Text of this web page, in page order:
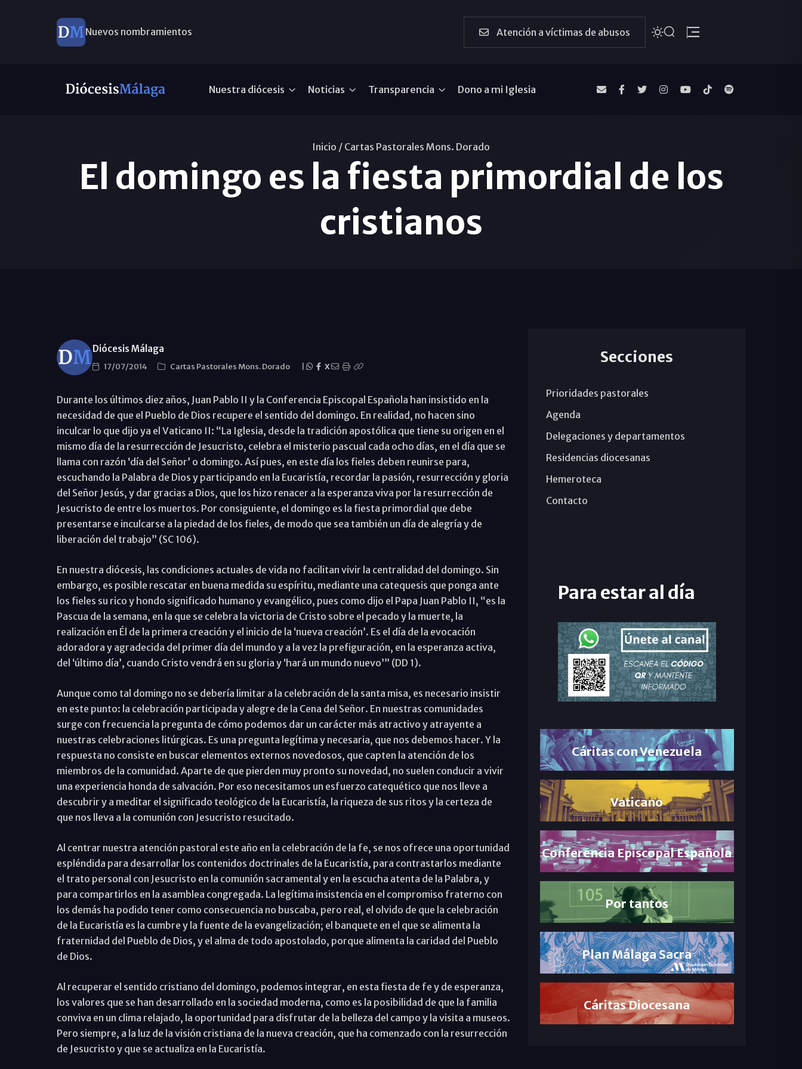
Nuevos nombramientos Atención a víctimas de abusos
Nuestra diócesis Noticias Transparencia Dono a mi Iglesia
Inicio / Cartas Pastorales Mons. Dorado
El domingo es la fiesta primordial de los
cristianos
Diócesis Málaga
17/07/2014 Cartas Pastorales Mons. Dorado X
Durante los últimos diez años, Juan Pablo II y la Conferencia Episcopal Española han insistido en la
necesidad de que el Pueblo de Dios recupere el sentido del domingo. En realidad, no hacen sino
inculcar lo que dijo ya el Vaticano II: “La Iglesia, desde la tradición apostólica que tiene su origen en el
mismo día de la resurrección de Jesucristo, celebra el misterio pascual cada ocho días, en el día que se
llama con razón ‘día del Señor’ o domingo. Así pues, en este día los fieles deben reunirse para,
escuchando la Palabra de Dios y participando en la Eucaristía, recordar la pasión, resurrección y gloria
del Señor Jesús, y dar gracias a Dios, que los hizo renacer a la esperanza viva por la resurrección de
Jesucristo de entre los muertos. Por consiguiente, el domingo es la fiesta primordial que debe
presentarse e inculcarse a la piedad de los fieles, de modo que sea también un día de alegría y de
liberación del trabajo” (SC 106).
En nuestra diócesis, las condiciones actuales de vida no facilitan vivir la centralidad del domingo. Sin
embargo, es posible rescatar en buena medida su espíritu, mediante una catequesis que ponga ante
los fieles su rico y hondo significado humano y evangélico, pues como dijo el Papa Juan Pablo II, “es la
Pascua de la semana, en la que se celebra la victoria de Cristo sobre el pecado y la muerte, la
realización en Él de la primera creación y el inicio de la ‘nueva creación’. Es el día de la evocación
adoradora y agradecida del primer día del mundo y a la vez la prefiguración, en la esperanza activa,
del ‘último día’, cuando Cristo vendrá en su gloria y ‘hará un mundo nuevo’” (DD 1).
Aunque como tal domingo no se debería limitar a la celebración de la santa misa, es necesario insistir
en este punto: la celebración participada y alegre de la Cena del Señor. En nuestras comunidades
surge con frecuencia la pregunta de cómo podemos dar un carácter más atractivo y atrayente a
nuestras celebraciones litúrgicas. Es una pregunta legítima y necesaria, que nos debemos hacer. Y la
respuesta no consiste en buscar elementos externos novedosos, que capten la atención de los
miembros de la comunidad. Aparte de que pierden muy pronto su novedad, no suelen conducir a vivir
una experiencia honda de salvación. Por eso necesitamos un esfuerzo catequético que nos lleve a
descubrir y a meditar el significado teológico de la Eucaristía, la riqueza de sus ritos y la certeza de
que nos lleva a la comunión con Jesucristo resucitado.
Al centrar nuestra atención pastoral este año en la celebración de la fe, se nos ofrece una oportunidad
espléndida para desarrollar los contenidos doctrinales de la Eucaristía, para contrastarlos mediante
el trato personal con Jesucristo en la comunión sacramental y en la escucha atenta de la Palabra, y
para compartirlos en la asamblea congregada. La legítima insistencia en el compromiso fraterno con
los demás ha podido tener como consecuencia no buscaba, pero real, el olvido de que la celebración
de la Eucaristía es la cumbre y la fuente de la evangelización; el banquete en el que se alimenta la
fraternidad del Pueblo de Dios, y el alma de todo apostolado, porque alimenta la caridad del Pueblo
de Dios.
Al recuperar el sentido cristiano del domingo, podemos integrar, en esta fiesta de fe y de esperanza,
los valores que se han desarrollado en la sociedad moderna, como es la posibilidad de que la familia
conviva en un clima relajado, la oportunidad para disfrutar de la belleza del campo y la visita a museos.
Pero siempre, a la luz de la visión cristiana de la nueva creación, que ha comenzado con la resurrección
de Jesucristo y que se actualiza en la Eucaristía.
Secciones
Prioridades pastorales
Agenda
Delegaciones y departamentos
Residencias diocesanas
Hemeroteca
Contacto
Para estar al día
Cáritas con Venezuela
Vaticano
Conferencia Episcopal Española
Por tantos
Plan Málaga Sacra
Cáritas Diocesana